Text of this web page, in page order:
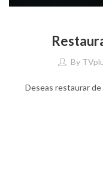
By
Deseas restaurar